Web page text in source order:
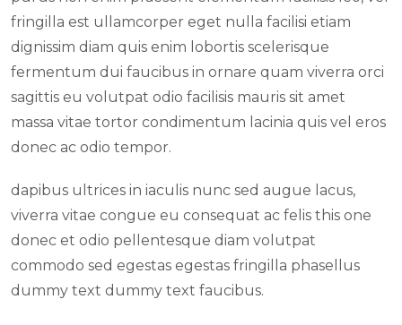
fringilla est ullamcorper eget nulla facilisi etiam
dignissim diam quis enim lobortis scelerisque
fermentum dui faucibus in ornare quam viverra orci
sagittis eu volutpat odio facilisis mauris sit amet
massa vitae tortor condimentum lacinia quis vel eros
donec ac odio tempor.
dapibus ultrices in iaculis nunc sed augue lacus,
viverra vitae congue eu consequat ac felis this one
donec et odio pellentesque diam volutpat
commodo sed egestas egestas fringilla phasellus
dummy text dummy text faucibus.